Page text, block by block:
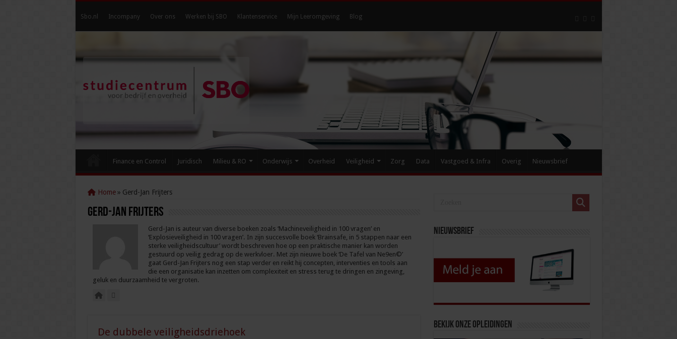
Sbo.nl Incompany Over ons Werken bij SBO Klantenservice Mijn Leeromgeving Blog
Finance en Control Juridisch Milieu & RO Onderwijs Overheid Veiligheid Zorg Data Vastgoed & Infra Overig Nieuwsbrief
Home » Gerd-Jan Frijters
Gerd-Jan Frijters
Gerd-Jan is auteur van diverse boeken zoals ‘Machineveiligheid in 100 vragen’ en
‘Explosieveiligheid in 100 vragen’. In zijn succesvolle boek ‘Brainsafe, in 5 stappen naar een
sterke veiligheidscultuur’ wordt beschreven hoe op een praktische manier kan worden
gestuurd op veilig gedrag op de werkvloer. Met zijn nieuwe boek ‘De Tafel van Ne9en©’
gaat Gerd-Jan Frijters nog een stap verder en reikt hij concepten, interventies en tools aan
die een organisatie kan inzetten om complexiteit en stress terug te dringen en zingeving,
geluk en duurzaamheid te vergroten.
De dubbele veiligheidsdriehoek
Nieuwsbrief
Bekijk onze opleidingen